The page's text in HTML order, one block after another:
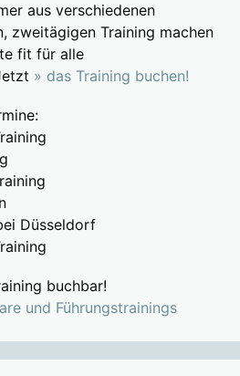
aus verschiedenen
zweitägigen Training machen
fit für alle
» das Training buchen!
Düsseldorf
buchbar!
und Führungstrainings